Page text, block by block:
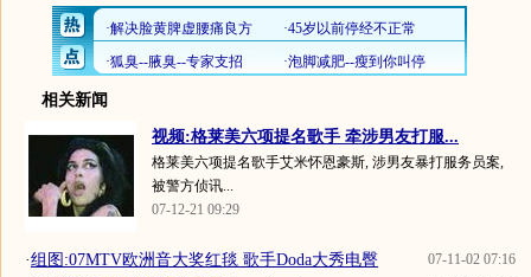
相关新闻
视频:格莱美六项提名歌手 牵涉男友打服...
格莱美六项提名歌手艾米怀恩豪斯, 涉男友暴打服务员案,
被警方侦讯...
07-12-21 09:29
07-11-02 07:16
·组图:07MTV欧洲音大奖红毯 歌手Doda大秀电臀